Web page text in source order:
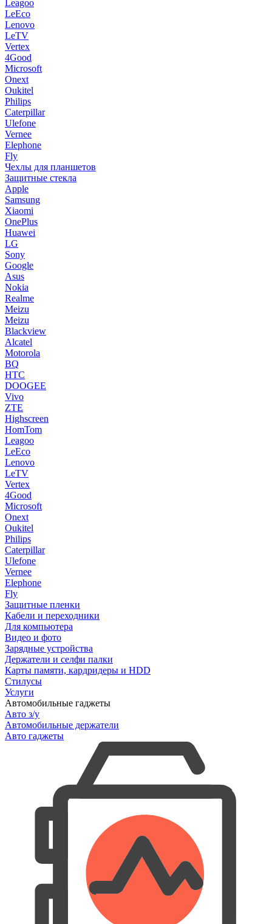
Leagoo
LeEco
Lenovo
LeTV
Vertex
4Good
Microsoft
Onext
Oukitel
Philips
Caterpillar
Ulefone
Vernee
Elephone
Fly
Чехлы для планшетов
Защитные стекла
Apple
Samsung
Xiaomi
OnePlus
Huawei
LG
Sony
Google
Asus
Nokia
Realme
Meizu
Meizu
Blackview
Alcatel
Motorola
BQ
HTC
DOOGEE
Vivo
ZTE
Highscreen
HomTom
Leagoo
LeEco
Lenovo
LeTV
Vertex
4Good
Microsoft
Onext
Oukitel
Philips
Caterpillar
Ulefone
Vernee
Elephone
Fly
Защитные пленки
Кабели и переходники
Для компьютера
Видео и фото
Зарядные устройства
Держатели и селфи палки
Карты памяти, кардридеры и HDD
Стилусы
Услуги
Автомобильные гаджеты
Авто з/у
Автомобильные держатели
Авто гаджеты